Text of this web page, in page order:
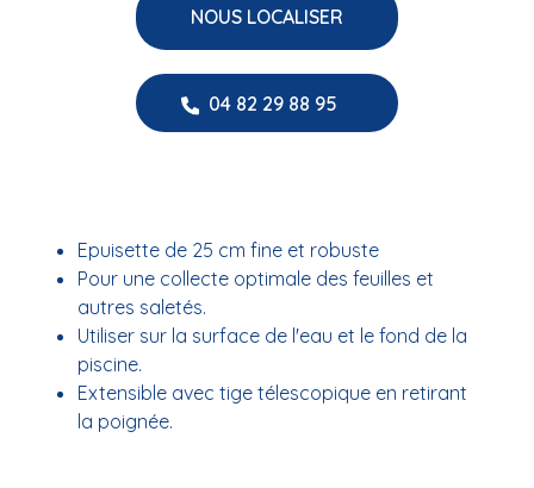
NOUS LOCALISER
04 82 29 88 95
Epuisette de 25 cm fine et robuste
Pour une collecte optimale des feuilles et
autres saletés.
Utiliser sur la surface de l'eau et le fond de la
piscine.
Extensible avec tige télescopique en retirant
la poignée.